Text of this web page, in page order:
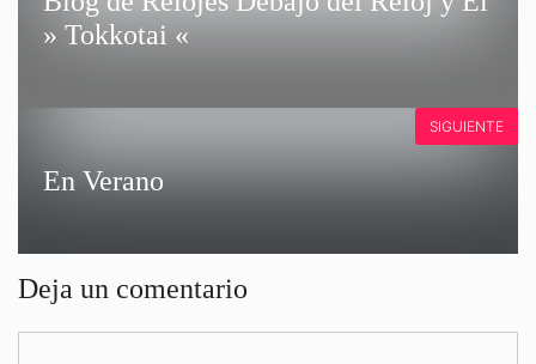
» Tokkotai «
En Verano
SIGUIENTE
Deja un comentario